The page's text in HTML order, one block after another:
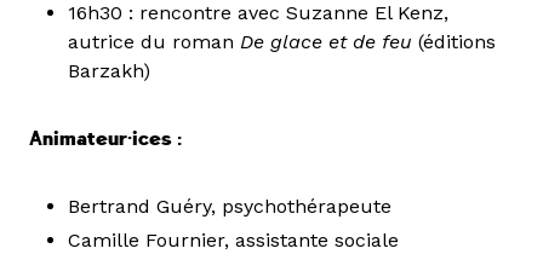
16h30 : rencontre avec Suzanne El Kenz,
autrice du roman De glace et de feu (éditions
Barzakh)
Animateur·ices :
Bertrand Guéry, psychothérapeute
Camille Fournier, assistante sociale